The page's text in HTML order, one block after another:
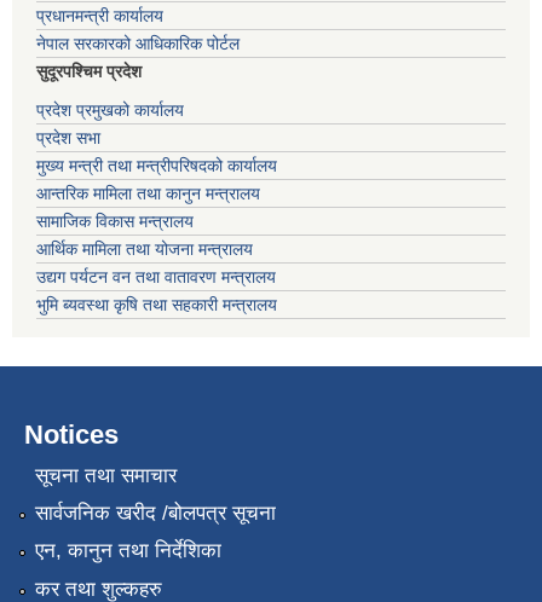
प्रधानमन्त्री कार्यालय
नेपाल सरकारको आधिकारिक पोर्टल
सुदूरपश्चिम प्रदेश
प्रदेश प्रमुखको कार्यालय
प्रदेश सभा
मुख्य मन्त्री तथा मन्त्रीपरिषदको कार्यालय
आन्तरिक मामिला तथा कानुन मन्त्रालय
सामाजिक विकास मन्त्रालय
आर्थिक मामिला तथा योजना मन्त्रालय
उद्यग पर्यटन वन तथा वातावरण मन्त्रालय
भुमि ब्यवस्था कृषि तथा सहकारी मन्त्रालय
Notices
सूचना तथा समाचार
सार्वजनिक खरीद /बोलपत्र सूचना
एन, कानुन तथा निर्देशिका
कर तथा शुल्कहरु